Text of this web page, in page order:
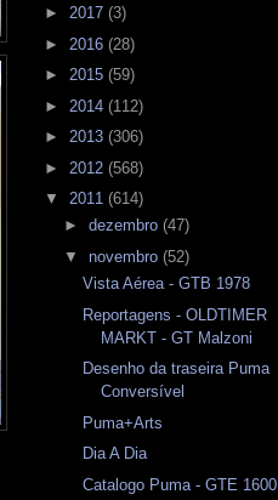
► 2017 (3)
► 2016 (28)
► 2015 (59)
► 2014 (112)
► 2013 (306)
► 2012 (568)
▼ 2011 (614)
► dezembro (47)
▼ novembro (52)
Vista Aérea - GTB 1978
Reportagens - OLDTIMER
MARKT - GT Malzoni
Desenho da traseira Puma
Conversível
Puma+Arts
Dia A Dia
Catalogo Puma - GTE 1600